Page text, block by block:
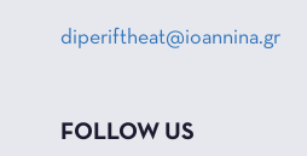
diperiftheat@ioannina.gr
FOLLOW US